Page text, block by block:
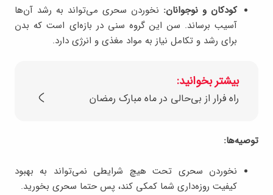
کودکان و نوجوانان: نخوردن سحری می‌تواند به رشد آن‌ها
آسیب برساند. سن این گروه سنی در بازه‌ای است که بدن
برای رشد و تکامل نیاز به مواد مغذی و انرژی دارد.
بیشتر بخوانید:
راه فرار از بی‌حالی در ماه مبارک رمضان
توصیه‌ها:
نخوردن سحری تحت هیچ شرایطی نمی‌تواند به بهبود
کیفیت روزه‌داری شما کمکی کند، پس حتما سحری بخورید.